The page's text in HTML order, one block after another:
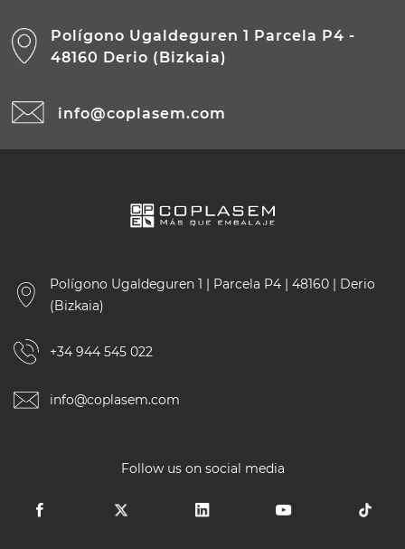
Polígono Ugaldeguren 1 Parcela P4 -
48160 Derio (Bizkaia)
info@coplasem.com
Polígono Ugaldeguren 1 | Parcela P4 | 48160 | Derio
(Bizkaia)
+34 944 545 022
info@coplasem.com
Follow us on social media